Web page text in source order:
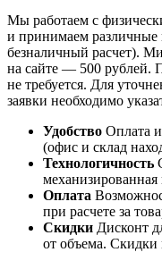
Мы работаем с
и принимаем различные
безналичный расчет).
на сайте — 500 рублей.
не требуется. Для
заявки необходимо
Удобство Оплата
(офис и склад
Технологичность
механизированная
Оплата
при расчете за
Скидки Дисконт
от объема. Скидки